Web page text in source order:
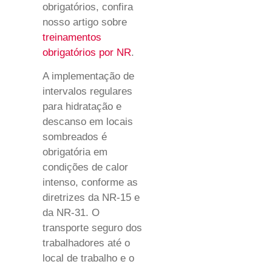
obrigatórios, confira
nosso artigo sobre
treinamentos
obrigatórios por NR.
A implementação de
intervalos regulares
para hidratação e
descanso em locais
sombreados é
obrigatória em
condições de calor
intenso, conforme as
diretrizes da NR-15 e
da NR-31. O
transporte seguro dos
trabalhadores até o
local de trabalho e o